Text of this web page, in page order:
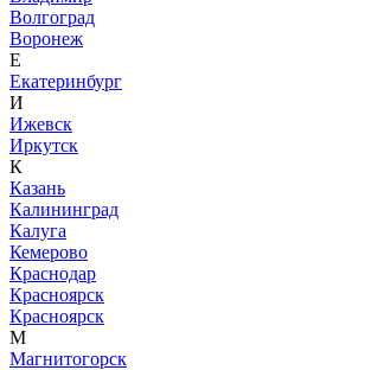
Волгоград
Воронеж
Е
Екатеринбург
И
Ижевск
Иркутск
К
Казань
Калининград
Калуга
Кемерово
Краснодар
Красноярск
Красноярск
М
Магнитогорск